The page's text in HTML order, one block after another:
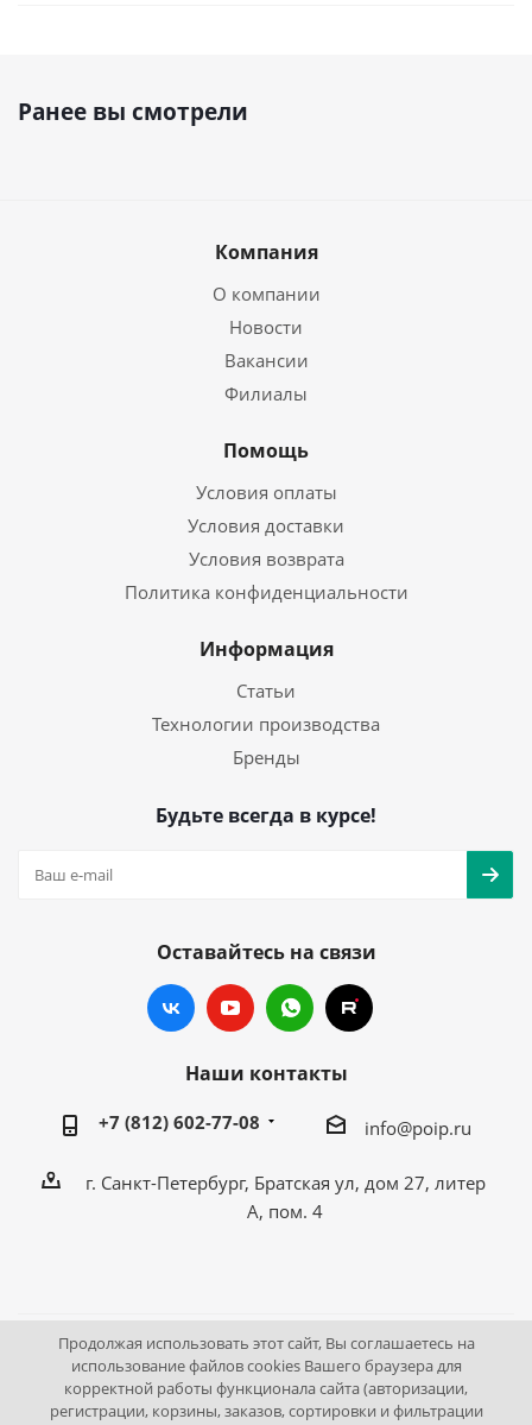
Ранее вы смотрели
Компания
О компании
Новости
Вакансии
Филиалы
Помощь
Условия оплаты
Условия доставки
Условия возврата
Политика конфиденциальности
Информация
Статьи
Технологии производства
Бренды
Будьте всегда в курсе!
Оставайтесь на связи
Наши контакты
+7 (812) 602-77-08 info@poip.ru
г. Санкт-Петербург, Братская ул, дом 27, литер
А, пом. 4
2009 - 2026 © Промышленное оборудование Интернет
портал.
Продолжая использовать этот сайт, Вы соглашаетесь на
использование файлов cookies Вашего браузера для
корректной работы функционала сайта (авторизации,
регистрации, корзины, заказов, сортировки и фильтрации